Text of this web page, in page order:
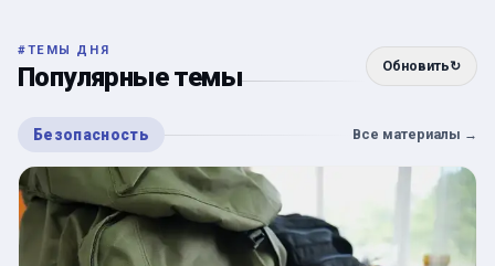
#ТЕМЫ ДНЯ
Популярные темы Обновить↻
Безопасность Все материалы →